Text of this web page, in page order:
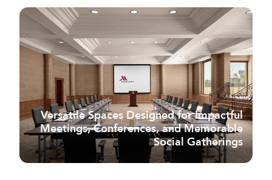
Versatile Spaces Designed for Impactful
Meetings, Conferences, and Memorable
Social Gatherings